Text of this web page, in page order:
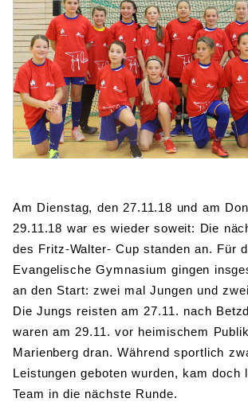
BIBLIOTHEK
Bibliothek Bibliothekskatalog
Lehrmittelfreiheit
Buchempfehlungen
MENSA & BISTRO
Mensa & Bistro Speiseplan
SPORT
Sport als Leistungsfach Exkursionen
Fachschaft
JtfO
Am Dienstag, den 27.11.18 und am
29.11.18 war es wieder soweit: Die
des Fritz-Walter- Cup standen an. Für
Evangelische Gymnasium gingen
an den Start: zwei mal Jungen und
Die Jungs reisten am 27.11. nach
waren am 29.11. vor heimischem
Marienberg dran. Während sportlich
Leistungen geboten wurden, kam doch
Team in die nächste Runde.